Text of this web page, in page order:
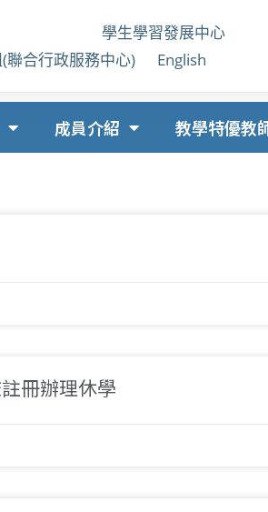
處 學生學習發展中心
聯合行政服務中心)
English
成員介紹 教學特優教
冊辦理休學